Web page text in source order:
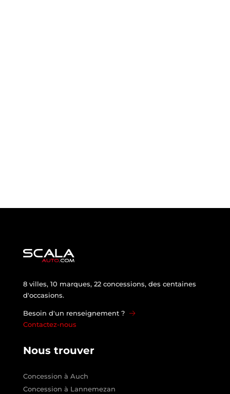
8 villes, 10 marques, 22 concessions, des centaines
d'occasions.
Besoin d'un renseignement ?
Contactez-nous
Nous trouver
Concession à Auch
Concession à Lannemezan